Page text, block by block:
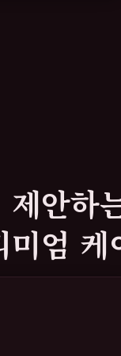
제안하
미엄 케